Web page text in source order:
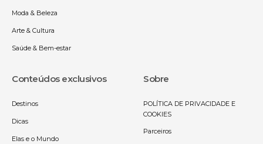
Moda & Beleza
Arte & Cultura
Saúde & Bem-estar
Conteúdos exclusivos
Destinos
Dicas
Elas e o Mundo
Sobre
POLÍTICA DE PRIVACIDADE E
COOKIES
Parceiros